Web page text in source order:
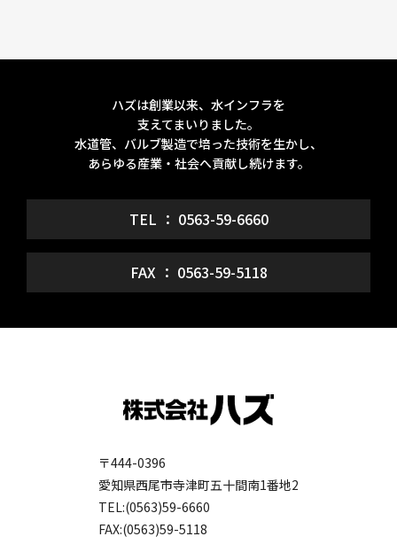
ハズは創業以来、水インフラを
支えてまいりました。
水道管、バルブ製造で培った技術を生かし、
あらゆる産業・社会へ貢献し続けます。
TEL ： 0563-59-6660
FAX ： 0563-59-5118
〒444-0396
愛知県西尾市寺津町五十間南1番地2
TEL:(0563)59-6660
FAX:(0563)59-5118